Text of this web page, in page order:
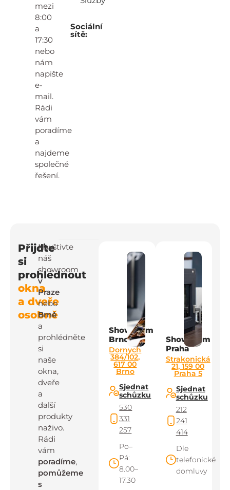
mezi
8:00
a
17:30
nebo
nám
napište
e-
mail.
Rádi
vám
poradíme
a
najdeme
společné
řešení.
Sociální
sítě:
Přijďte
si
prohlédnout
okna
a dveře
osobně
Navštivte
náš
showroom
v
Praze
nebo
Brně
a
prohlédněte
si
naše
okna,
dveře
a
další
produkty
naživo.
Rádi
vám
poradíme,
pomůžeme
s
Showroom
Brno
Dornych
384/102,
617 00
Brno
Sjednat
schůzku
530
331
257
Po–
Pá:
8.00–
17.30
Showroom
Praha
Strakonická
21, 159 00
Praha 5
Sjednat
schůzku
212
241
414
Dle
telefonické
domluvy